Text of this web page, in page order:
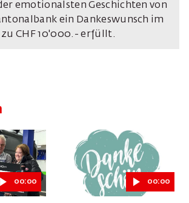
emotionalsten Geschichten von
ein Dankeswunsch im
zu CHF 10'000.- erfüllt.
00:00 00:00